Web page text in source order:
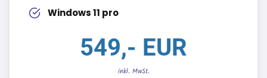
Windows 11 pro
549,- EUR
inkl. MwSt.